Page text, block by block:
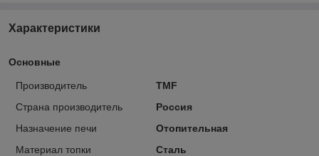
Характеристики
Основные
Производитель
TMF
Страна производитель
Россия
Назначение печи
Отопительная
Материал топки
Сталь